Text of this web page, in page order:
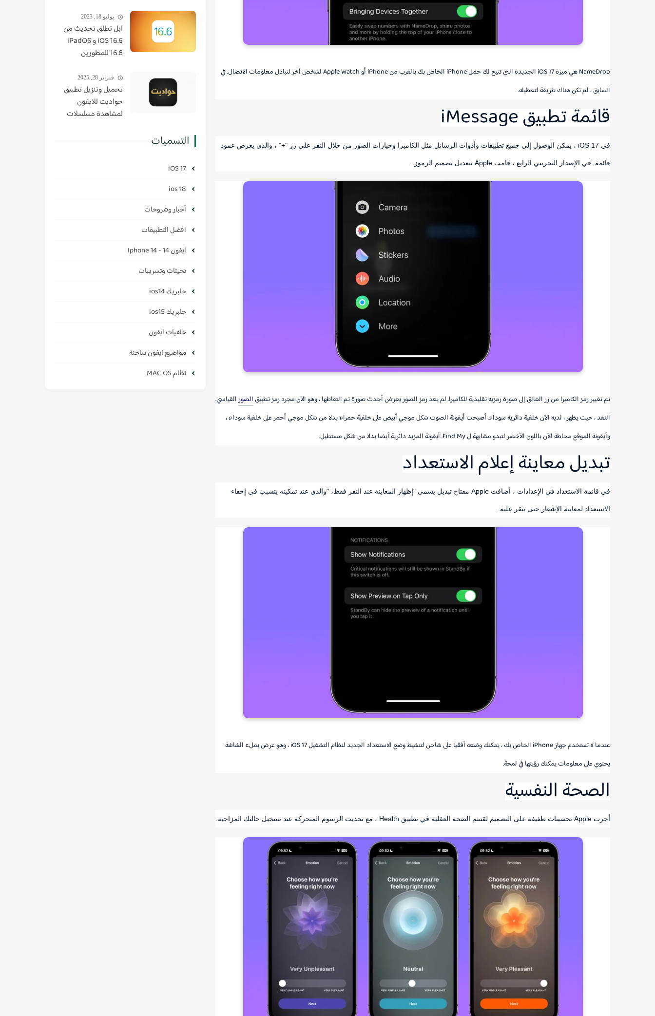
NameDrop هي ميزة iOS 17 الجديدة التي تتيح لك حمل iPhone الخاص بك بالقرب من iPhone أو Apple Watch لشخص آخر لتبادل معلومات الاتصال. في
السابق ، لم تكن هناك طريقة لتعطيله.
قائمة تطبيق iMessage
في iOS 17 ، يمكن الوصول إلى جميع تطبيقات وأدوات الرسائل مثل الكاميرا وخيارات الصور من خلال النقر على زر "+" ، والذي يعرض عمود
قائمة. في الإصدار التجريبي الرابع ، قامت Apple بتعديل تصميم الرموز.
تم تغيير رمز الكاميرا من زر الغالق إلى صورة رمزية تقليدية للكاميرا. لم يعد رمز الصور يعرض أحدث صورة تم التقاطها ، وهو الآن مجرد رمز تطبيقالصورالقياسي.
النقد ، حيث يظهر ، لديه الآن خلفية دائرية سوداء. أصبحت أيقونة الصوت شكل موجي أبيض على خلفية حمراء بدلا من شكل موجي أحمر على خلفية سوداء ،
وأيقونة الموقع محاطة الآن باللون الأخضر لتبدو مشابهة ل Find My. أيقونة المزيد دائرية أيضا بدلا من شكل مستطيل.
تبديل معاينة إعلام الاستعداد
في قائمة الاستعداد في الإعدادات ، أضافت Apple مفتاح تبديل يسمى "إظهار المعاينة عند النقر فقط، "والذي عند تمكينه يتسبب في إخفاء
الاستعداد لمعاينة الإشعار حتى تنقر عليه.
عندما لا تستخدم جهاز iPhone الخاص بك ، يمكنك وضعه أفقيا على شاحن لتنشيط وضع الاستعداد الجديد لنظام التشغيل iOS 17 ، وهو عرض بملء الشاشة
يحتوي على معلومات يمكنك رؤيتها في لمحة.
الصحة النفسية
أجرت Apple تحسينات طفيفة على التصميم لقسم الصحة العقلية في تطبيق Health ، مع تحديث الرسوم المتحركة عند تسجيل حالتك المزاجية.
يوليو 18, 2023
ابل تطلق تحديث من
iOS 16.6 و iPadOS
16.6 للمطورين
فبراير 28, 2025
تحميل وتنزيل تطبيق
حواديت للايفون
لمشاهدة مسلسلات
التسميات
iOS 17
أخبار وشروحات
افضل التطبيقات
ايفون 14 - Iphone 14
تحيثات وتسريبات
جلبريك ios14
جلبريك ios15
خلفيات ايفون
مواضيع ايفون ساخنة
نظام MAC OS